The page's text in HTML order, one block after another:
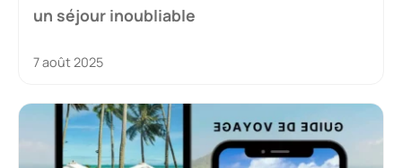
un séjour inoubliable
7 août 2025